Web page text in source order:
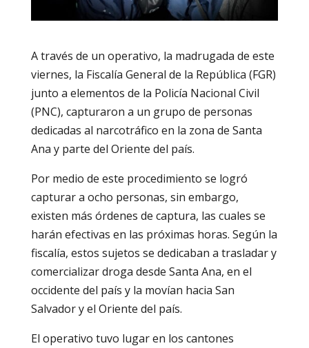
A través de un operativo, la madrugada de este
viernes, la Fiscalía General de la República (FGR)
junto a elementos de la Policía Nacional Civil
(PNC), capturaron a un grupo de personas
dedicadas al narcotráfico en la zona de Santa
Ana y parte del Oriente del país.
Por medio de este procedimiento se logró
capturar a ocho personas, sin embargo,
existen más órdenes de captura, las cuales se
harán efectivas en las próximas horas. Según la
fiscalía, estos sujetos se dedicaban a trasladar y
comercializar droga desde Santa Ana, en el
occidente del país y la movían hacia San
Salvador y el Oriente del país.
El operativo tuvo lugar en los cantones